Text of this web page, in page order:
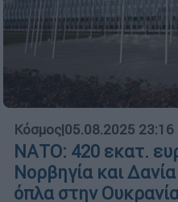
Κόσμος|05.08.2025 23:16
ΝΑΤΟ: 420 εκατ.
Νορβηγία και
όπλα στην